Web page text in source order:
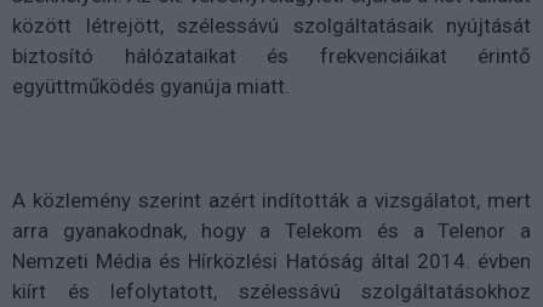
között létrejött, szélessávú szolgáltatásaik nyújtását
biztosító hálózataikat és frekvenciáikat érintő
együttműködés gyanúja miatt.
A közlemény szerint azért indították a vizsgálatot, mert
arra gyanakodnak, hogy a Telekom és a Telenor a
Nemzeti Média és Hírközlési Hatóság által 2014. évben
kiírt és lefolytatott, szélessávú szolgáltatásokhoz